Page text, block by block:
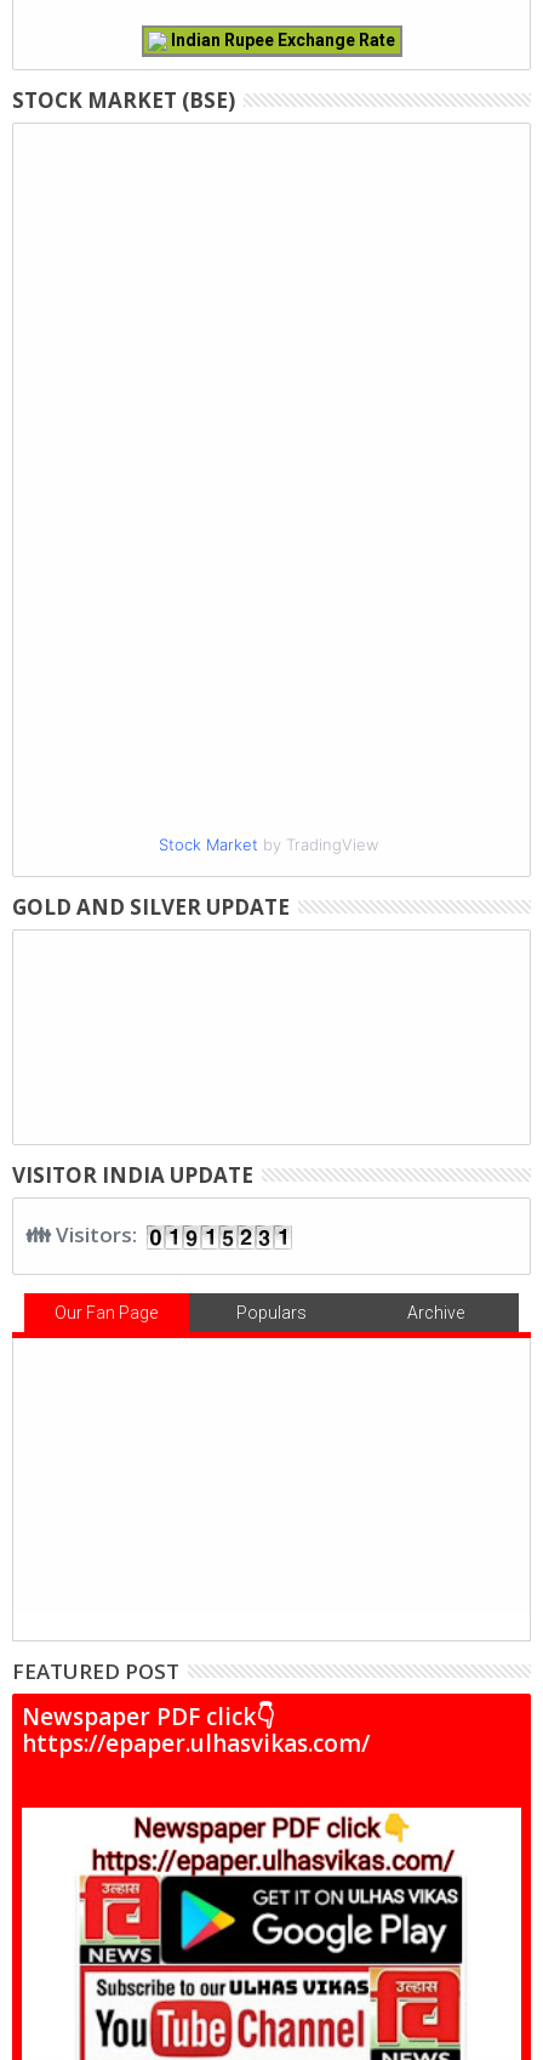
Indian Rupee Exchange Rate
STOCK MARKET (BSE)
Stock Market by TradingView
GOLD AND SILVER UPDATE
VISITOR INDIA UPDATE
👪 Visitors:
Our Fan Page Populars Archive
FEATURED POST
Newspaper PDF click👇
https://epaper.ulhasvikas.com/